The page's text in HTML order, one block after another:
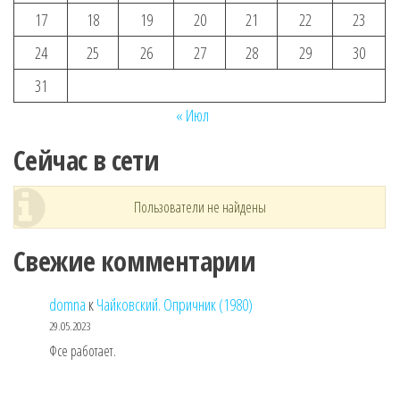
17 18 19 20 21 22
23
24
25 26 27 28 29
30
31
« Июл
Сейчас в сети
Пользователи не найдены
Свежие комментарии
domna кЧайковский. Опричник (1980)
29.05.2023
Фсе работает.